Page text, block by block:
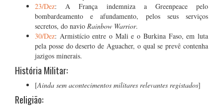
23/Dez: A França indemniza a Greenpeace pelo
bombardeamento e afundamento, pelos seus serviços
secretos, do navio Rainbow Warrior.
30/Dez: Armistício entre o Mali e o Burkina Faso, em luta
pela posse do deserto de Aguacher, o qual se prevê contenha
jazigos minerais.
História Militar:
[Ainda sem acontecimentos militares relevantes registados]
Religião: